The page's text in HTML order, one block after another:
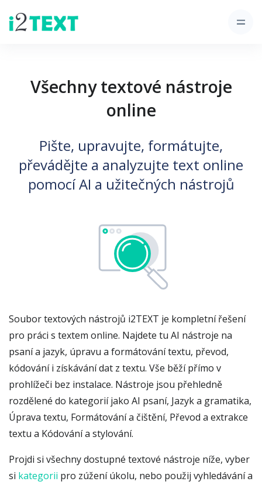
Všechny textové nástroje
online
Pište, upravujte, formátujte,
převádějte a analyzujte text online
pomocí AI a užitečných nástrojů
Soubor textových nástrojů i2TEXT je kompletní řešení
pro práci s textem online. Najdete tu AI nástroje na
psaní a jazyk, úpravu a formátování textu, převod,
kódování i získávání dat z textu. Vše běží přímo v
prohlížeči bez instalace. Nástroje jsou přehledně
rozdělené do kategorií jako AI psaní, Jazyk a gramatika,
Úprava textu, Formátování a čištění, Převod a extrakce
textu a Kódování a stylování.
Projdi si všechny dostupné textové nástroje níže, vyber
si kategorii pro zúžení úkolu, nebo použij vyhledávání a